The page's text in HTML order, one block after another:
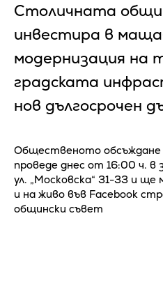
Столичната
инвестира в
модернизация на
градската
нов дългосрочен
Общественото
проведе днес от 16:00 ч.
ул. „Московска“ 31-33 и ще
и на живо във Facebook
общински съвет